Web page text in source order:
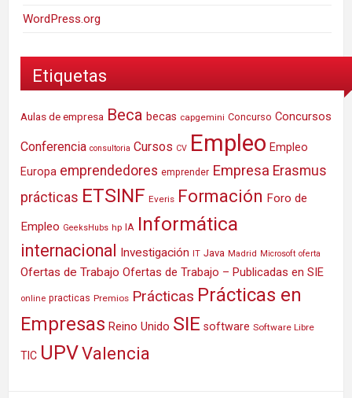
WordPress.org
Etiquetas
Aulas de empresa Beca becas capgemini Concurso Concursos
Conferencia consultoria Cursos CV Empleo Empleo
Europa emprendedores emprender Empresa Erasmus
prácticas ETSINF Everis Formación Foro de
Empleo GeeksHubs hp IA Informática
internacional Investigación IT Java Madrid Microsoft oferta
Ofertas de Trabajo Ofertas de Trabajo – Publicadas en SIE
online practicas Premios Prácticas Prácticas en
Empresas Reino Unido SIE software Software Libre
TIC UPVValencia